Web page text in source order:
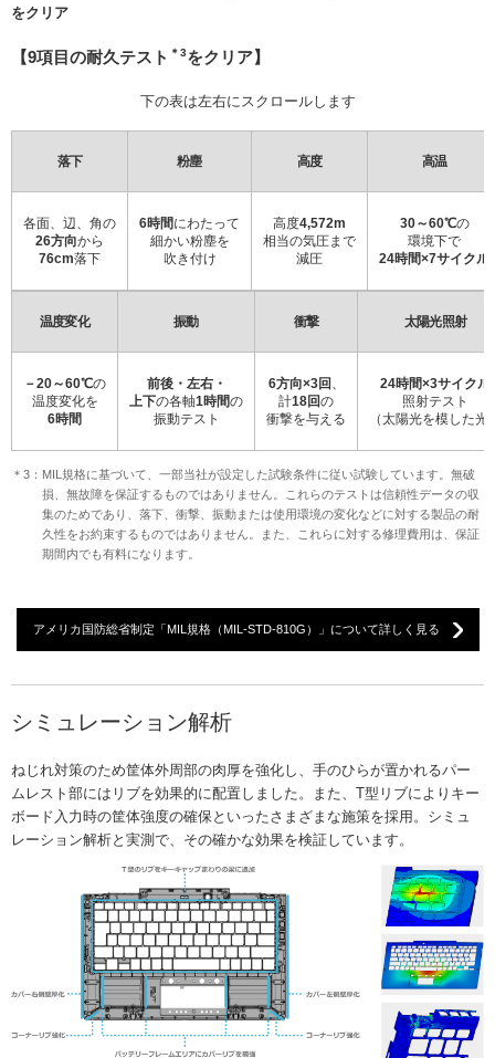
をクリア
【9項目の耐久テスト ＊3をクリア】
下の表は左右にスクロールします
落下 粉塵 高度 高温
各面、辺、角の
26方向から
76cm落下
6時間にわたって
細かい粉塵を
吹き付け
高度4,572m
相当の気圧まで
減圧
30～60℃の
環境下で
24時間×7サイクル
温度変化 振動 衝撃 太陽光照射
－20～60℃の
温度変化を
6時間
前後・左右・
上下の各軸1時間の
振動テスト
6方向×3回 、
計18回の
衝撃を与える
24時間×3サイクル
照射テスト
（太陽光を模した光
＊3：MIL規格に基づいて、一部当社が設定した試験条件に従い試験しています。無破
損、無故障を保証するものではありません。これらのテストは信頼性データの収
集のためであり、落下、衝撃、振動または使用環境の変化などに対する製品の耐
久性をお約束するものではありません。また、これらに対する修理費用は、保証
期間内でも有料になります。
アメリカ国防総省制定「MIL規格（MIL-STD-810G）」について詳しく見る
シミュレーション解析
ねじれ対策のため筐体外周部の肉厚を強化し、手のひらが置かれるパー
ムレスト部にはリブを効果的に配置しました。また、T型リブによりキー
ボード入力時の筐体強度の確保といったさまざまな施策を採用。シミュ
レーション解析と実測で、その確かな効果を検証しています。